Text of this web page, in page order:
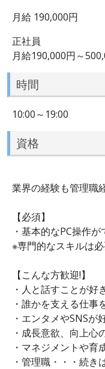
月給 190,000円
正社員
月給190,000円～
時間
10:00～19:00
資格
業界の経験も管理職
【必須】
・基本的なPC操作
※専門的なスキルは
【こんな方歓迎!】
・人と話すことが好
・誰かを支える仕事
・エンタメやSNSが
・成長意欲、向上心
・マネジメントや育
・管理職・・・続き